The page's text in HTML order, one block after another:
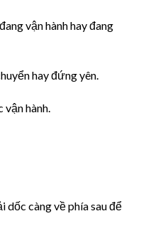
vận hành hay đang
hay đứng yên.
vận hành.
dốc càng về phía sau để